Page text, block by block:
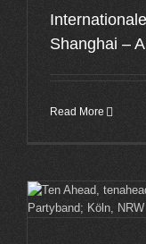
Shanghai –
Read More